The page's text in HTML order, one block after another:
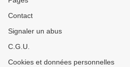
Contact
Signaler un abus
C.G.U.
Cookies et données personnelles